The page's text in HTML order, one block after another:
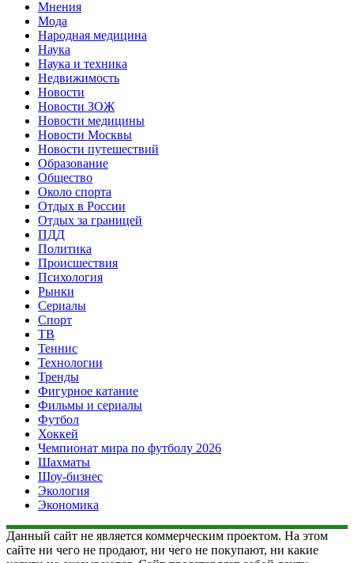
Мнения
Мода
Народная медицина
Наука
Наука и техника
Недвижимость
Новости
Новости ЗОЖ
Новости медицины
Новости Москвы
Новости путешествий
Образование
Общество
Около спорта
Отдых в России
Отдых за границей
ПДД
Политика
Происшествия
Психология
Рынки
Сериалы
Спорт
ТВ
Теннис
Технологии
Тренды
Фигурное катание
Фильмы и сериалы
Футбол
Хоккей
Чемпионат мира по футболу 2026
Шахматы
Шоу-бизнес
Экология
Экономика
Данный сайт не является коммерческим проектом. На этом
сайте ни чего не продают, ни чего не покупают, ни какие